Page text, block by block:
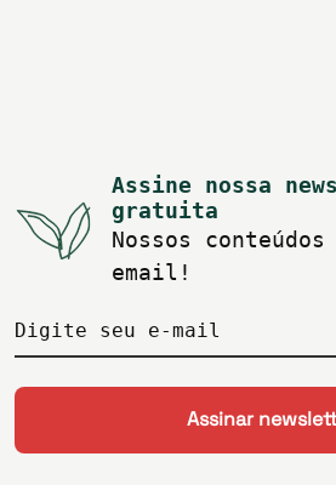
Assine nossa
gratuita
Nossos
email!
Digite seu e-mail